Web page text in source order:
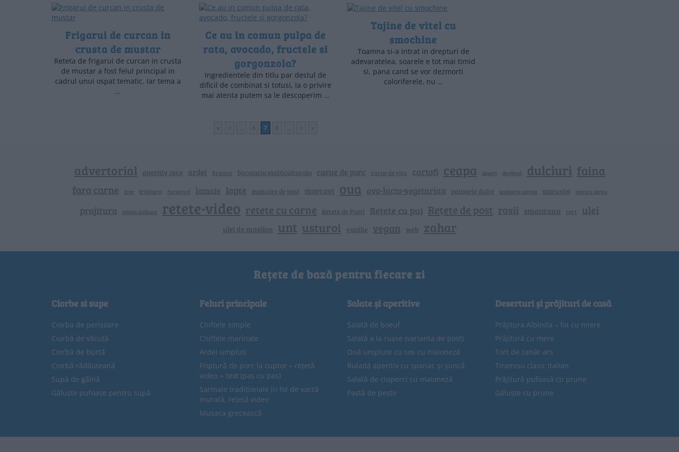
Frigarui de curcan in
crusta de mustar
Reteta de frigarui de curcan in crusta
de mustar a fost felul principal in
cadrul unui ospat tematic. Iar tema a
…
Ce au in comun pulpa de
rata, avocado, fructele si
gorgonzola?
Ingredientele din titlu par destul de
dificil de combinat si totusi, la o privire
mai atenta putem sa le descoperim …
Tajine de vitel cu
smochine
Toamna si-a intrat in drepturi de
adevaratelea, soarele e tot mai timid
si, pana cand se vor dezmorti
caloriferele, nu …
« < ... 6 7 8 ... > »
advertorial aperitiv rece ardei branza bucataria multiculturala carne de porc carne de vita cartofi ceapa desert dovlecei dulciuri faina
fara carne free friptura fursecuri lamaie lapte mancare de post morcovi oua ovo-lacto-vegetarian patiserie dulce patiserie sarata patrunjel pentru iarna
prajitura reteta italiana retete-video retete cu carne Retete de Pasti Rețete cu pui Rețete de post rosii smantana tort ulei
ulei de masline unt usturoi vanilie vegan web zahar
Rețete de bază pentru fiecare zi
Ciorbe si supe
Ciorba de perișoare
Ciorbă de văcuță
Ciorbă de burtă
Ciorbă rădăuțeană
Supă de găină
Găluște pufoase pentru supă
Feluri principale
Chiftele simple
Chiftele marinate
Ardei umpluți
Friptură de porc la cuptor – rețetă
video + text (pas cu pas)
Sarmale tradiționale în foi de varză
murată, rețetă video
Musaca grecească
Salate și aperitive
Salată de boeuf
Salată a la russe (varianta de post)
Ouă umplute cu sos cu maioneză
Ruladă aperitiv cu spanac și șuncă
Salată de ciuperci cu maioneză
Pastă de pește
Deserturi și prăjituri de casă
Prăjitura Albinița – foi cu miere
Prăjitură cu mere
Tort de zahăr ars
Tiramisu clasic italian
Prăjitură pufoasă cu prune
Găluște cu prune